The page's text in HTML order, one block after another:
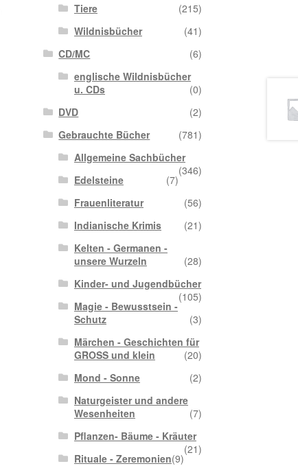
Tiere
(215)
Wildnisbücher
(41)
CD/MC
(6)
englische Wildnisbücher
u. CDs
(0)
DVD
(2)
Gebrauchte Bücher
(781)
Allgemeine Sachbücher
(346)
Edelsteine
(7)
Frauenliteratur
(56)
Indianische Krimis
(21)
Kelten - Germanen -
unsere Wurzeln
(28)
Kinder- und Jugendbücher
(105)
Magie - Bewusstsein -
Schutz
(3)
Märchen - Geschichten für
GROSS und klein
(20)
Mond - Sonne
(2)
Naturgeister und andere
Wesenheiten
(7)
Pflanzen- Bäume - Kräuter
(21)
Rituale - Zeremonien(9)